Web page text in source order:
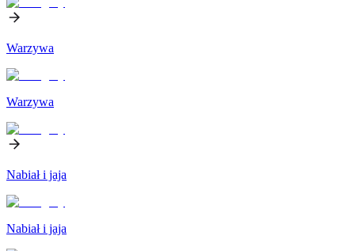
Warzywa
Warzywa
Nabiał i jaja
Nabiał i jaja